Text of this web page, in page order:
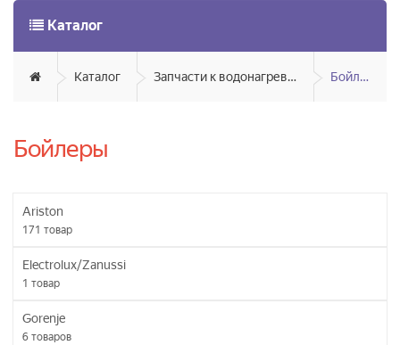
Каталог
Каталог Запчасти к водонагревателям Бойлеры
Бойлеры
Ariston
171 товар
Electrolux/Zanussi
1 товар
Gorenje
6 товаров